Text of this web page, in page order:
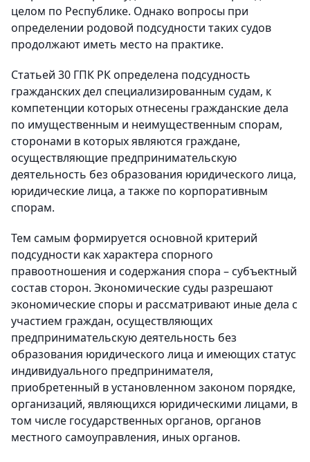
целом по Республике. Однако вопросы при
определении родовой подсудности таких судов
продолжают иметь место на практике.
Статьей 30 ГПК РК определена подсудность
гражданских дел специализированным судам, к
компетенции которых отнесены гражданские дела
по имущественным и неимущественным спорам,
сторонами в которых являются граждане,
осуществляющие предпринимательскую
деятельность без образования юридического лица,
юридические лица, а также по корпоративным
спорам.
Тем самым формируется основной критерий
подсудности как характера спорного
правоотношения и содержания спора – субъектный
состав сторон. Экономические суды разрешают
экономические споры и рассматривают иные дела с
участием граждан, осуществляющих
предпринимательскую деятельность без
образования юридического лица и имеющих статус
индивидуального предпринимателя,
приобретенный в установленном законом порядке,
организаций, являющихся юридическими лицами, в
том числе государственных органов, органов
местного самоуправления, иных органов.